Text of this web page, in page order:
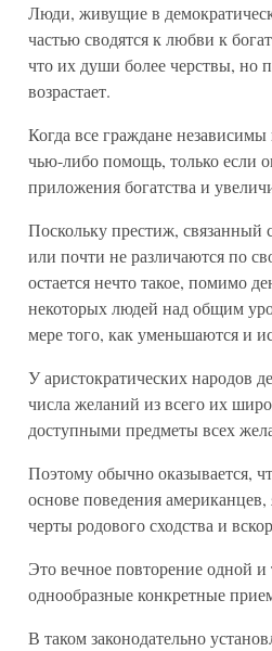
Люди, живущие в
частью сводятся к любви к
что их души более черствы, но
возрастает.
Когда все граждане
чью-либо помощь, только если
приложения богатства и
Поскольку престиж, связанный
или почти не различаются по
остается нечто такое, помимо
некоторых людей над общим
мере того, как уменьшаются и
У аристократических народов
числа желаний из всего их
доступными предметы всех
Поэтому обычно оказывается,
основе поведения
черты родового сходства и
Это вечное повторение одной
однообразные конкретные
В таком законодательно